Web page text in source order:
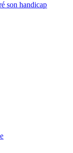
son handicap